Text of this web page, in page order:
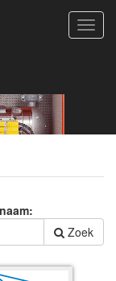
Zoek